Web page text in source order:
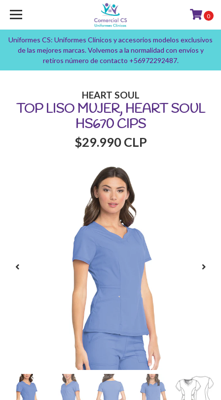
Uniformes CS: Uniformes Clínicos y accesorios modelos exclusivos
de las mejores marcas. Volvemos a la normalidad con envíos y
retiros número de contacto +56972292487.
0
HEART SOUL
TOP LISO MUJER, HEART SOUL
HS670 CIPS
$29.990 CLP